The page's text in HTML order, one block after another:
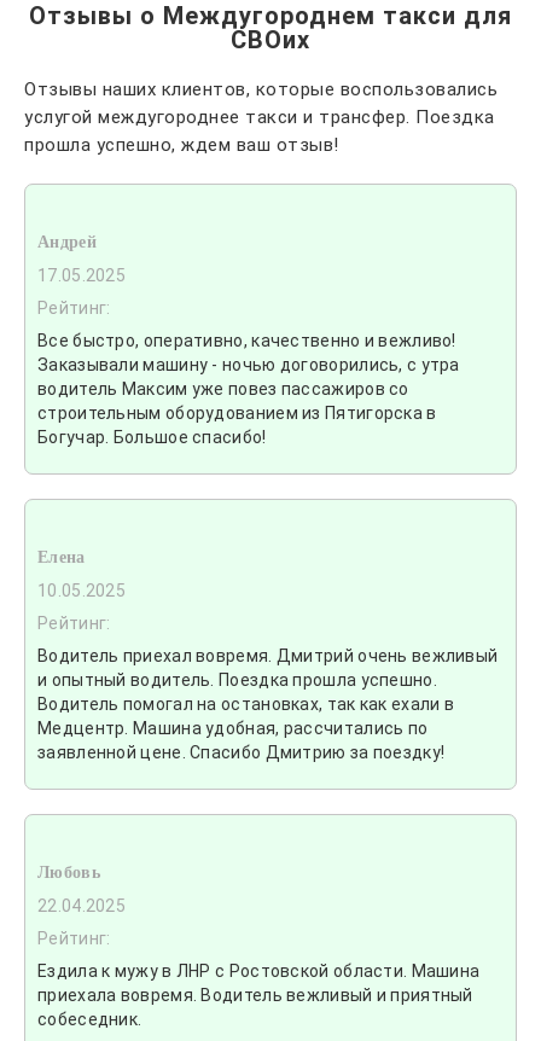
Отзывы о Междугороднем такси для
СВОих
Отзывы наших клиентов, которые воспользовались
услугой междугороднее такси и трансфер. Поездка
прошла успешно, ждем ваш отзыв!
Андрей
17.05.2025
Рейтинг:
Все быстро, оперативно, качественно и вежливо!
Заказывали машину - ночью договорились, с утра
водитель Максим уже повез пассажиров со
строительным оборудованием из Пятигорска в
Богучар. Большое спасибо!
Елена
10.05.2025
Рейтинг:
Водитель приехал вовремя. Дмитрий очень вежливый
и опытный водитель. Поездка прошла успешно.
Водитель помогал на остановках, так как ехали в
Медцентр. Машина удобная, рассчитались по
заявленной цене. Спасибо Дмитрию за поездку!
Любовь
22.04.2025
Рейтинг:
Ездила к мужу в ЛНР с Ростовской области. Машина
приехала вовремя. Водитель вежливый и приятный
собеседник.